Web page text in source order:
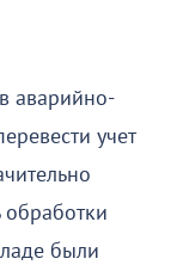
аварийно-
учет
обработки
были